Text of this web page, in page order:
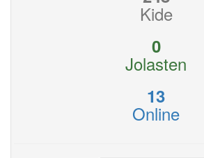
Kide
0
Jolasten
13
Online